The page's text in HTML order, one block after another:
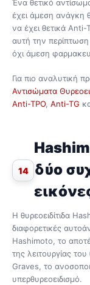
Ένα θετικό
έχει άμεση ανάγκη
να έχει θετικά
αυτή την
όχι άμεση
Για πιο αναλυτική
Αντισώματα
Anti-TPO, Anti-TG
14
δύο
Η θυρεοειδίτιδα
διαφορετικές
Hashimoto, το
της λειτουργίας
Graves, το
υπερθυρεοειδισμό.